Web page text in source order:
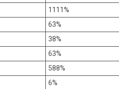
1111%
63%
38%
63%
588%
6%